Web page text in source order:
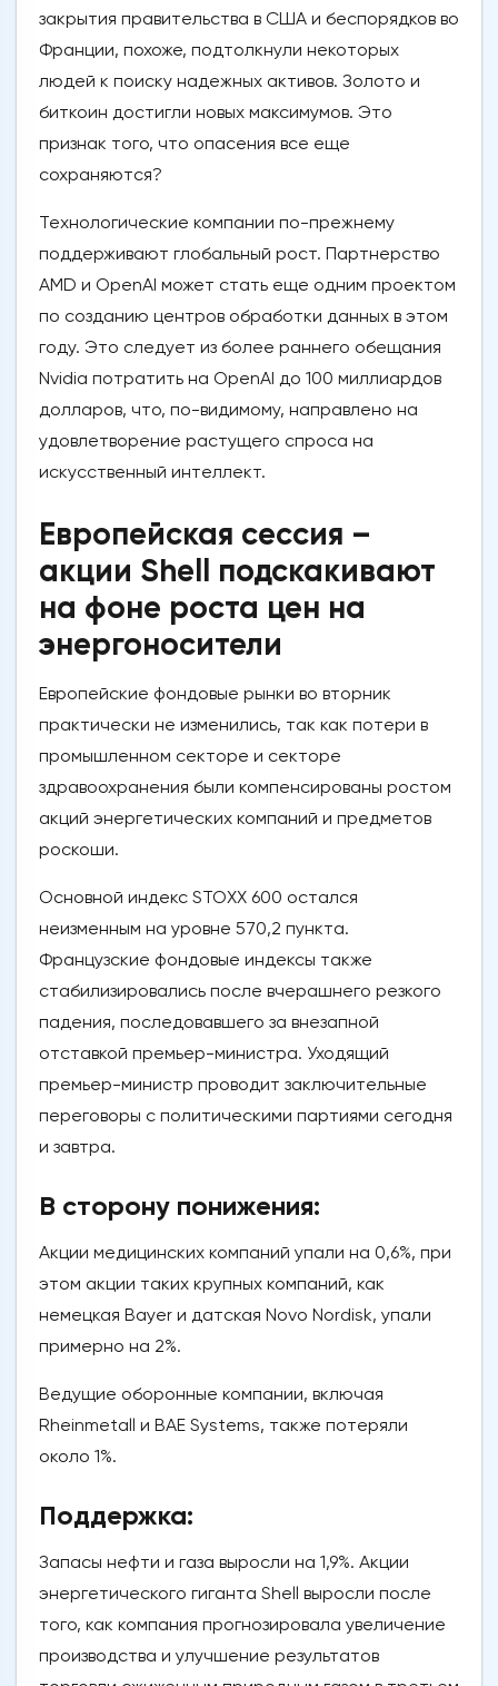
закрытия правительства в США и беспорядков во
Франции, похоже, подтолкнули некоторых
людей к поиску надежных активов. Золото и
биткоин достигли новых максимумов. Это
признак того, что опасения все еще
сохраняются?
Технологические компании по-прежнему
поддерживают глобальный рост. Партнерство
AMD и OpenAI может стать еще одним проектом
по созданию центров обработки данных в этом
году. Это следует из более раннего обещания
Nvidia потратить на OpenAI до 100 миллиардов
долларов, что, по-видимому, направлено на
удовлетворение растущего спроса на
искусственный интеллект.
Европейская сессия –
акции Shell подскакивают
на фоне роста цен на
энергоносители
Европейские фондовые рынки во вторник
практически не изменились, так как потери в
промышленном секторе и секторе
здравоохранения были компенсированы ростом
акций энергетических компаний и предметов
роскоши.
Основной индекс STOXX 600 остался
неизменным на уровне 570,2 пункта.
Французские фондовые индексы также
стабилизировались после вчерашнего резкого
падения, последовавшего за внезапной
отставкой премьер-министра. Уходящий
премьер-министр проводит заключительные
переговоры с политическими партиями сегодня
и завтра.
В сторону понижения:
Акции медицинских компаний упали на 0,6%, при
этом акции таких крупных компаний, как
немецкая Bayer и датская Novo Nordisk, упали
примерно на 2%.
Ведущие оборонные компании, включая
Rheinmetall и BAE Systems, также потеряли
около 1%.
Поддержка:
Запасы нефти и газа выросли на 1,9%. Акции
энергетического гиганта Shell выросли после
того, как компания прогнозировала увеличение
производства и улучшение результатов